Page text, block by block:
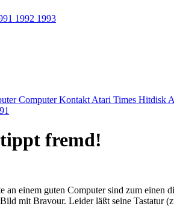
1992 1993
Computer Kontakt Atari Times Hitdisk
fremd!
an einem guten Computer sind zum einen
mit Bravour. Leider läßt seine Tastatur